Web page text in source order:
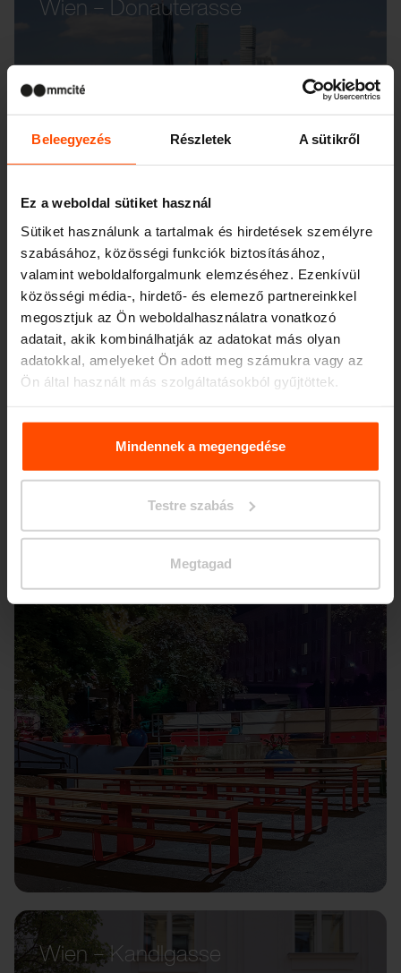
Beleegyezés Részletek A sütikről
Ez a weboldal sütiket használ
Sütiket használunk a tartalmak és hirdetések személyre
szabásához, közösségi funkciók biztosításához,
valamint weboldalforgalmunk elemzéséhez. Ezenkívül
közösségi média-, hirdető- és elemező partnereinkkel
megosztjuk az Ön weboldalhasználatra vonatkozó
adatait, akik kombinálhatják az adatokat más olyan
adatokkal, amelyeket Ön adott meg számukra vagy az
Ön által használt más szolgáltatásokból gyűjtöttek.
További információért kérjük, látogasson el aPrinciples
Relating to the Processing. Personal Data
Mindennek a megengedése
Testre szabás
Megtagad
Wien – Donauterasse
Seattle – Popup park
Wien – Kandlgasse